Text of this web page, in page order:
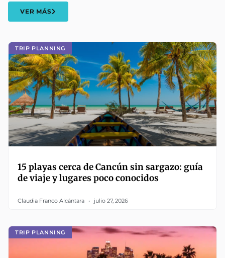
TRIP PLANNING
15 playas cerca de Cancún sin sargazo: guía
de viaje y lugares poco conocidos
Claudia Franco Alcántara julio 27, 2026
TRIP PLANNING
VER MÁS